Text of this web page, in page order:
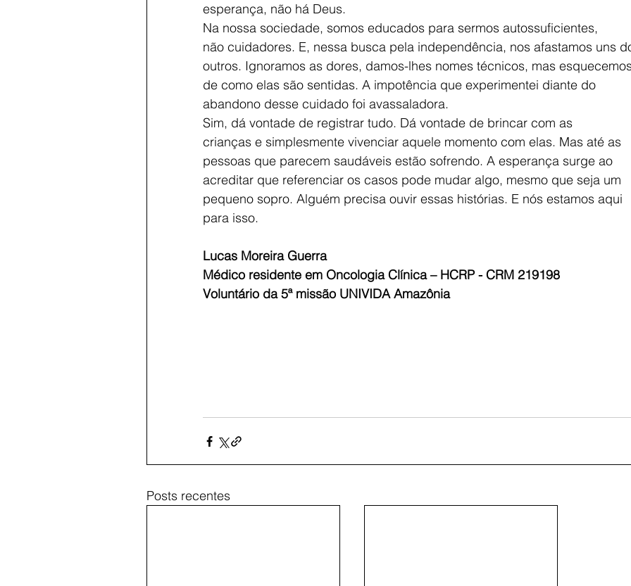
esperança, não há Deus.
Na nossa sociedade, somos educados para sermos autossuficientes,
não cuidadores. E, nessa busca pela independência, nos afastamos uns
outros. Ignoramos as dores, damos-lhes nomes técnicos, mas
de como elas são sentidas. A impotência que experimentei diante do
abandono desse cuidado foi avassaladora.
Sim, dá vontade de registrar tudo. Dá vontade de brincar com as
crianças e simplesmente vivenciar aquele momento com elas. Mas até as
pessoas que parecem saudáveis estão sofrendo. A esperança surge ao
acreditar que referenciar os casos pode mudar algo, mesmo que seja um
pequeno sopro. Alguém precisa ouvir essas histórias. E nós estamos aqui
para isso.
Lucas Moreira Guerra
Médico residente em Oncologia Clínica – HCRP - CRM 219198
Voluntário da 5ª missão UNIVIDA Amazônia
Posts recentes